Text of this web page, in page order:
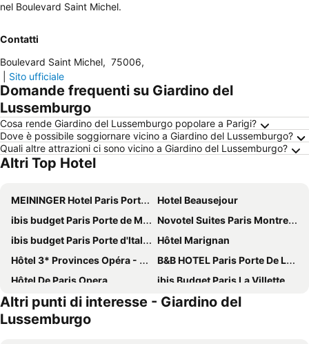
nel Boulevard Saint Michel.
Contatti
Boulevard Saint Michel, 75006,
Sito ufficiale
Domande frequenti su Giardino del
Lussemburgo
Cosa rende Giardino del Lussemburgo popolare a Parigi?
Dove è possibile soggiornare vicino a Giardino del Lussemburgo?
Quali altre attrazioni ci sono vicino a Giardino del Lussemburgo?
Altri Top Hotel
MEININGER Hotel Paris Porte De Vincennes
Hotel Beausejour
ibis budget Paris Porte de Montmartre
Novotel Suites Paris Montreuil Vincennes
ibis budget Paris Porte d'Italie Ouest
Hôtel Marignan
Hôtel 3* Provinces Opéra - Vacances Bleues
B&B HOTEL Paris Porte De La Villette
Hôtel De Paris Opera
ibis Budget Paris La Villette 19ème
ibis budget Orly Chevilly Tram 7
Novotel Paris Centre Gare Montparnasse
hotelF1 Paris Porte de Châtillon
Altri punti di interesse - Giardino del
Lussemburgo